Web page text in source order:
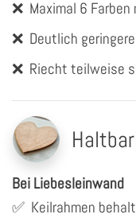
❌ Maximal 6 Farben
❌ Deutlich
❌ Riecht teilweise
Bei Liebesleinwand
✅ Keilrahmen